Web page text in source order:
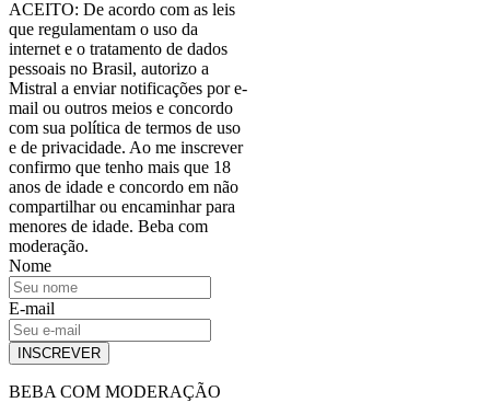
ACEITO: De acordo com as leis
que regulamentam o uso da
internet e o tratamento de dados
pessoais no Brasil, autorizo a
Mistral a enviar notificações por e-
mail ou outros meios e concordo
com sua política de termos de uso
e de privacidade. Ao me inscrever
confirmo que tenho mais que 18
anos de idade e concordo em não
compartilhar ou encaminhar para
menores de idade. Beba com
moderação.
Nome
E-mail
INSCREVER
BEBA COM MODERAÇÃO